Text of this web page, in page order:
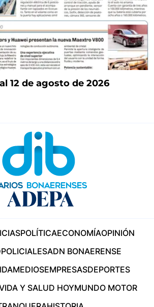
12 de agosto de 2026
POLÍTICAECONOMÍAOPINIÓN
POLICIALESADN BONAERENSE
MEDIOSEMPRESASDEPORTES
Y SALUD HOYMUNDO MOTOR